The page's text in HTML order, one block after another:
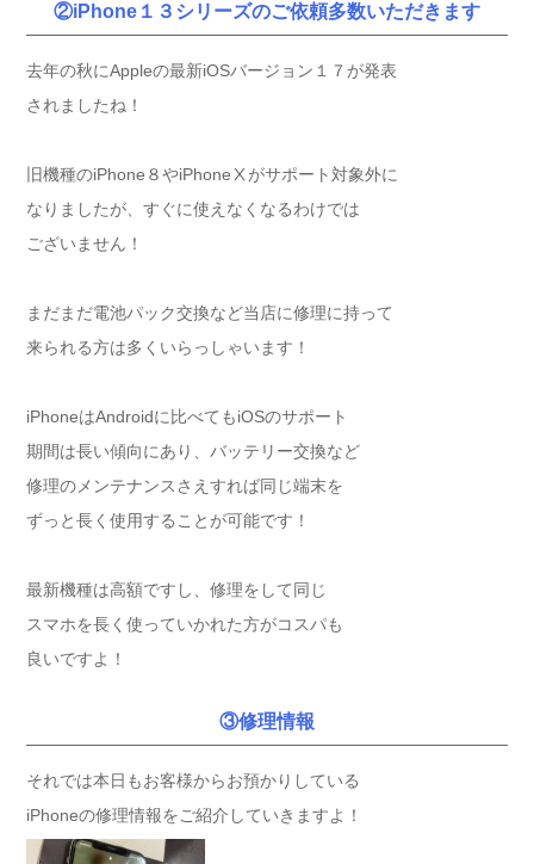
②iPhone１３シリーズのご依頼多数いただきます
去年の秋にAppleの最新iOSバージョン１７が発表
されましたね！
旧機種のiPhone８やiPhoneⅩがサポート対象外に
なりましたが、すぐに使えなくなるわけでは
ございません！
まだまだ電池パック交換など当店に修理に持って
来られる方は多くいらっしゃいます！
iPhoneはAndroidに比べてもiOSのサポート
期間は長い傾向にあり、バッテリー交換など
修理のメンテナンスさえすれば同じ端末を
ずっと長く使用することが可能です！
最新機種は高額ですし、修理をして同じ
スマホを長く使っていかれた方がコスパも
良いですよ！
③修理情報
それでは本日もお客様からお預かりしている
iPhoneの修理情報をご紹介していきますよ！